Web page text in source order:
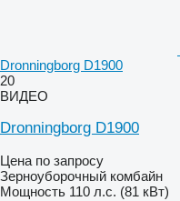
Dronningborg D1900
20
ВИДЕО
Dronningborg D1900
Цена по запросу
Зерноуборочный комбайн
Мощность 110 л.с. (81 кВт)